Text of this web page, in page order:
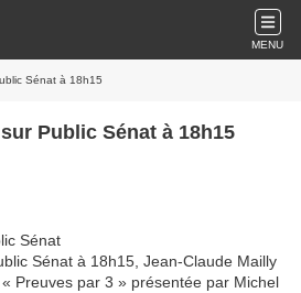
MENU
Sénat à 18h15
Public Sénat à 18h15
Sénat
Sénat à 18h15, Jean-Claude Mailly
« Preuves par 3 » présentée par Michel